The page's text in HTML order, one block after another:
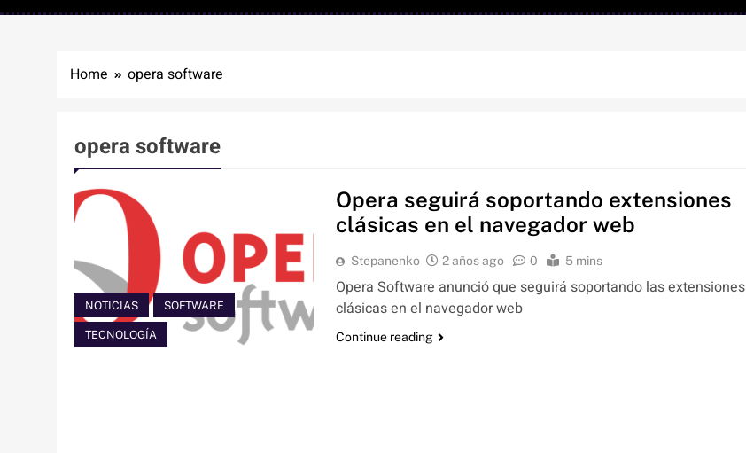
Home opera software
opera software
NOTICIAS SOFTWARE
TECNOLOGÍA
Opera seguirá soportando extensiones
clásicas en el navegador web
Stepanenko 2 años ago 0 5 mins
Opera Software anunció que seguirá soportando las extensiones
clásicas en el navegador web
Continue reading